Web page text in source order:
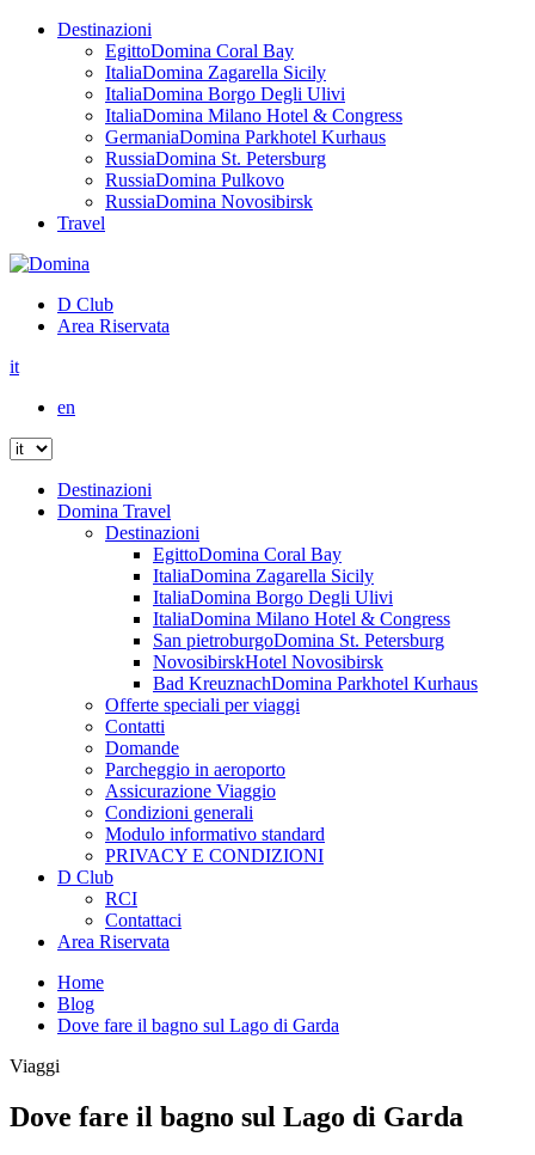
Destinazioni
EgittoDomina Coral Bay
ItaliaDomina Zagarella Sicily
ItaliaDomina Borgo Degli Ulivi
ItaliaDomina Milano Hotel & Congress
GermaniaDomina Parkhotel Kurhaus
RussiaDomina St. Petersburg
RussiaDomina Pulkovo
RussiaDomina Novosibirsk
Travel
D Club
Area Riservata
it
en
Destinazioni
Domina Travel
Destinazioni
EgittoDomina Coral Bay
ItaliaDomina Zagarella Sicily
ItaliaDomina Borgo Degli Ulivi
ItaliaDomina Milano Hotel & Congress
San pietroburgoDomina St. Petersburg
NovosibirskHotel Novosibirsk
Bad KreuznachDomina Parkhotel Kurhaus
Offerte speciali per viaggi
Contatti
Domande
Parcheggio in aeroporto
Assicurazione Viaggio
Condizioni generali
Modulo informativo standard
PRIVACY E CONDIZIONI
D Club
RCI
Contattaci
Area Riservata
Home
Blog
Dove fare il bagno sul Lago di Garda
Viaggi
Dove fare il bagno sul Lago di Garda